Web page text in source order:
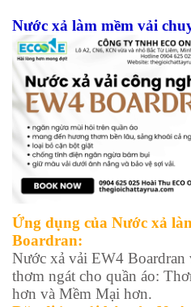
Nước xả làm mềm vải
Ứng dụng của Nước xả
Boardran:
Nước xả vải EW4
thơm ngát cho quần áo:
hơn và Mềm Mại hơn.